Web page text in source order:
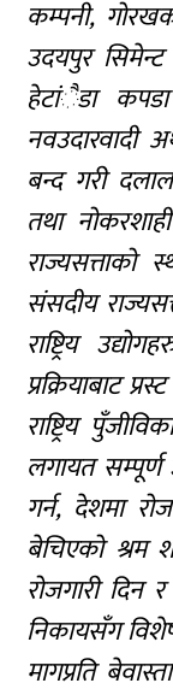
कम्पनी,
उदयपुर सिमेन्ट
हेटांैडा
नवउदारवादी
बन्द गरी
तथा
संसदीय
राष्ट्रिय
प्रक्रियाबाट
राष्ट्रिय
लगायत सम्पूर्ण
गर्न, देशमा
बेचिएको श्रम
रोजगारी दिन
निकायसँग
मागप्रति